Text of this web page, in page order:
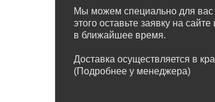
Мы можем специально для вас
этого оставьте заявку на
в ближайшее время.
Доставка осуществляется в
(Подробнее у менеджера)